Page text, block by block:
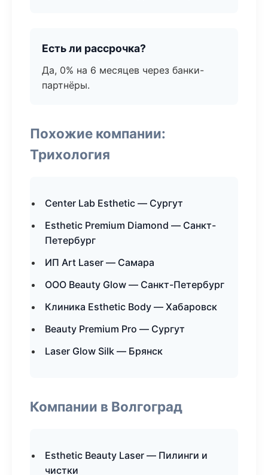
Есть ли рассрочка?
Да, 0% на 6 месяцев через банки-
партнёры.
Похожие компании:
Трихология
Center Lab Esthetic — Сургут
Esthetic Premium Diamond — Санкт-
Петербург
ИП Art Laser — Самара
ООО Beauty Glow — Санкт-Петербург
Клиника Esthetic Body — Хабаровск
Beauty Premium Pro — Сургут
Laser Glow Silk — Брянск
Компании в Волгоград
Esthetic Beauty Laser — Пилинги и
чистки